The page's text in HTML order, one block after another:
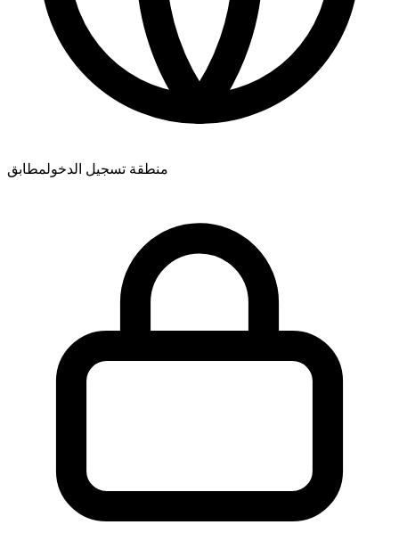
ممتاز! هل يمكنني متابعة التقدم مباشرة؟
رائع، أنتم الأفضل 🧡
منطقة تسجيل الدخولمطابق